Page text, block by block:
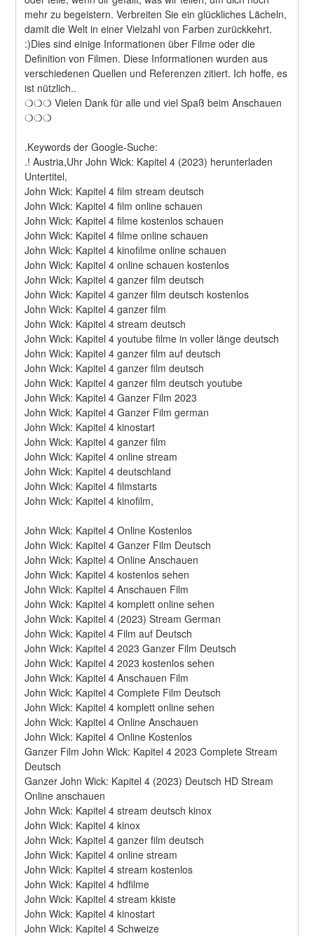
mehr zu begeistern. Verbreiten Sie ein glückliches Lächeln,
damit die Welt in einer Vielzahl von Farben zurückkehrt.
:)Dies sind einige Informationen über Filme oder die
Definition von Filmen. Diese Informationen wurden aus
verschiedenen Quellen und Referenzen zitiert. Ich hoffe, es
ist nützlich..
❍❍❍ Vielen Dank für alle und viel Spaß beim Anschauen
❍❍❍
.Keywords der Google-Suche:
.! Austria,Uhr John Wick: Kapitel 4 (2023) herunterladen
Untertitel,
John Wick: Kapitel 4 film stream deutsch
John Wick: Kapitel 4 film online schauen
John Wick: Kapitel 4 filme kostenlos schauen
John Wick: Kapitel 4 filme online schauen
John Wick: Kapitel 4 kinofilme online schauen
John Wick: Kapitel 4 online schauen kostenlos
John Wick: Kapitel 4 ganzer film deutsch
John Wick: Kapitel 4 ganzer film deutsch kostenlos
John Wick: Kapitel 4 ganzer film
John Wick: Kapitel 4 stream deutsch
John Wick: Kapitel 4 youtube filme in voller länge deutsch
John Wick: Kapitel 4 ganzer film auf deutsch
John Wick: Kapitel 4 ganzer film deutsch
John Wick: Kapitel 4 ganzer film deutsch youtube
John Wick: Kapitel 4 Ganzer Film 2023
John Wick: Kapitel 4 Ganzer Film german
John Wick: Kapitel 4 kinostart
John Wick: Kapitel 4 ganzer film
John Wick: Kapitel 4 online stream
John Wick: Kapitel 4 deutschland
John Wick: Kapitel 4 filmstarts
John Wick: Kapitel 4 kinofilm,
John Wick: Kapitel 4 Online Kostenlos
John Wick: Kapitel 4 Ganzer Film Deutsch
John Wick: Kapitel 4 Online Anschauen
John Wick: Kapitel 4 kostenlos sehen
John Wick: Kapitel 4 Anschauen Film
John Wick: Kapitel 4 komplett online sehen
John Wick: Kapitel 4 (2023) Stream German
John Wick: Kapitel 4 Film auf Deutsch
John Wick: Kapitel 4 2023 Ganzer Film Deutsch
John Wick: Kapitel 4 2023 kostenlos sehen
John Wick: Kapitel 4 Anschauen Film
John Wick: Kapitel 4 Complete Film Deutsch
John Wick: Kapitel 4 komplett online sehen
John Wick: Kapitel 4 Online Anschauen
John Wick: Kapitel 4 Online Kostenlos
Ganzer Film John Wick: Kapitel 4 2023 Complete Stream
Deutsch
Ganzer John Wick: Kapitel 4 (2023) Deutsch HD Stream
Online anschauen
John Wick: Kapitel 4 stream deutsch kinox
John Wick: Kapitel 4 kinox
John Wick: Kapitel 4 ganzer film deutsch
John Wick: Kapitel 4 online stream
John Wick: Kapitel 4 stream kostenlos
John Wick: Kapitel 4 hdfilme
John Wick: Kapitel 4 stream kkiste
John Wick: Kapitel 4 kinostart
John Wick: Kapitel 4 Schweize